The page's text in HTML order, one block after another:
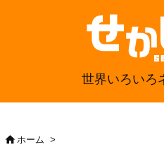
世界いろいろ
ホーム >